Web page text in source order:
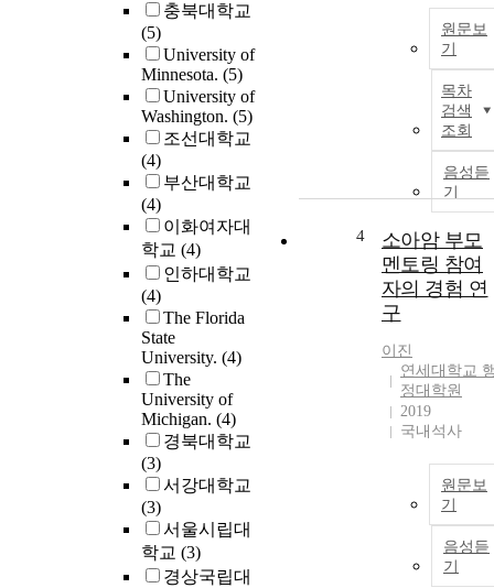
충북대학교
(5)
University of
Minnesota. (5)
University of
Washington. (5)
조선대학교
(4)
부산대학교
(4)
이화여자대
학교 (4)
인하대학교
(4)
The Florida
State
University. (4)
The
University of
Michigan. (4)
경북대학교
(3)
서강대학교
(3)
서울시립대
학교 (3)
경상국립대
원문보
기
목차
검색
조회
음성듣
기
4
소아암 부모
멘토링 참여
자의 경험 연
구
이진
연세대학교
정대학원
2019
국내석사
원문보
기
음성듣
기